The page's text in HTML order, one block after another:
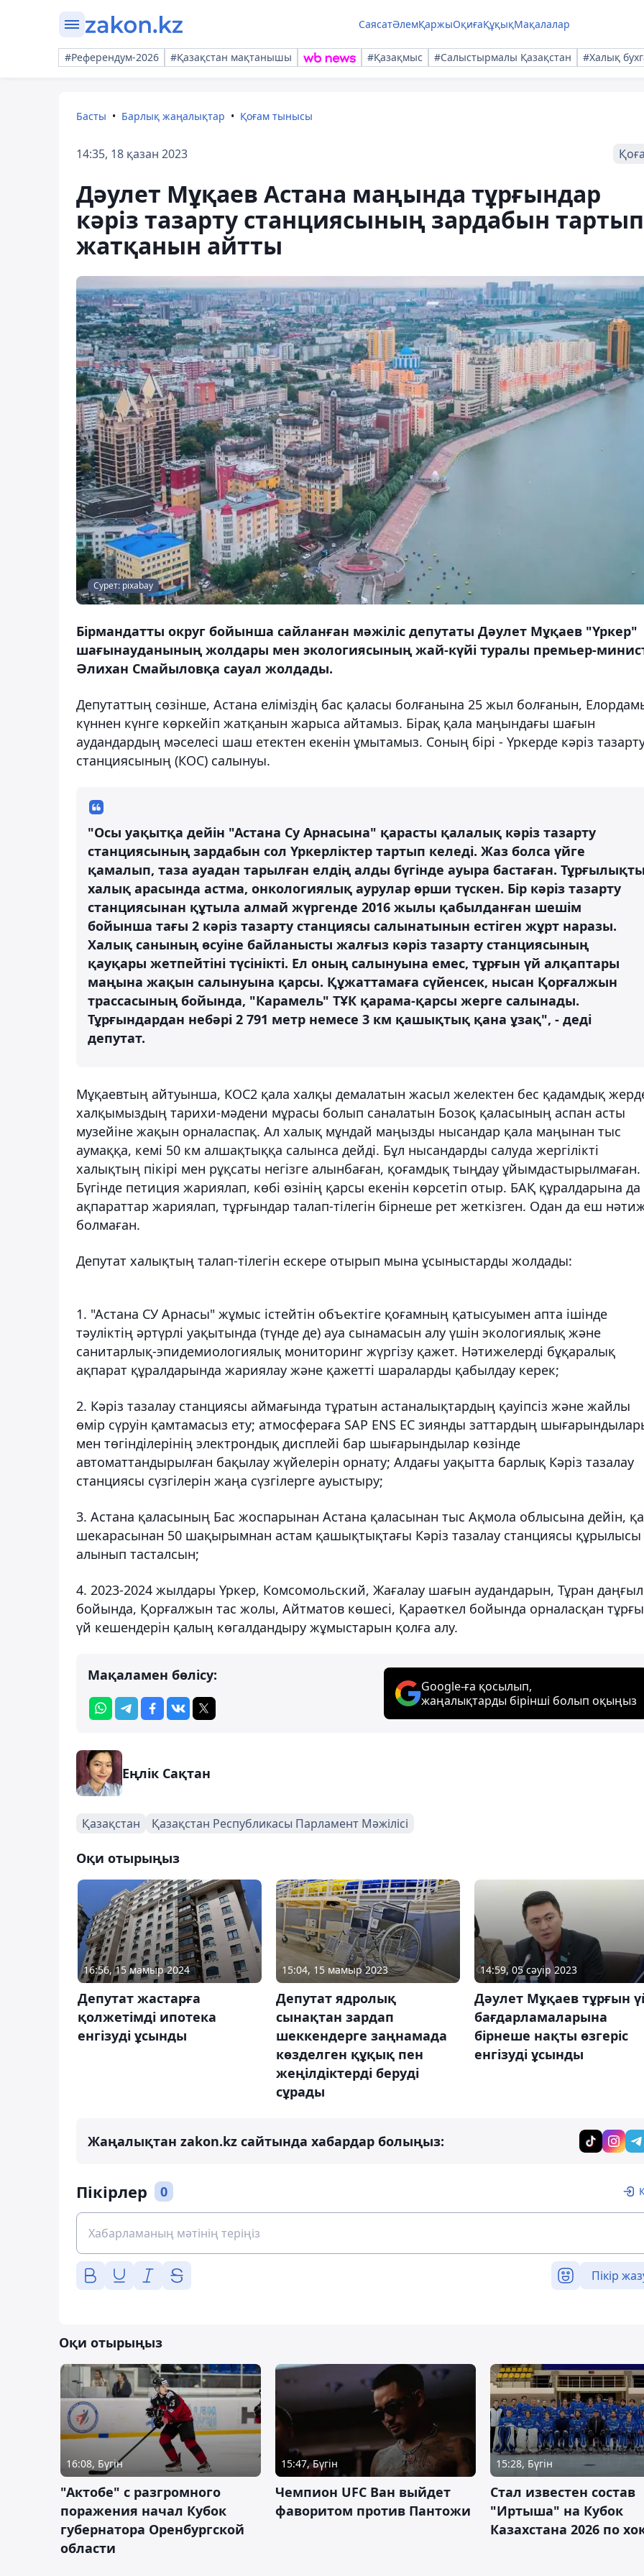
СаясатӘлемҚаржыОқиғаҚұқықМақалалар
#Референдум-2026 #Қазақстан мақтанышы #Қазақмыс #Салыстырмалы Қазақстан #Халық
Басты Барлық жаңалықтар Қоғам тынысы
14:35, 18 қазан 2023
Дәулет Мұқаев Астана маңында тұрғындар
кәріз тазарту станциясының зардабын тартып
жатқанын айтты
Сурет: pixabay
Бірмандатты округ бойынша сайланған мәжіліс депутаты Дәулет Мұқаев "Үркер"
шағынауданының жолдары мен экологиясының жай-күйі туралы премьер-
Әлихан Смайыловқа сауал жолдады.
Депутаттың сөзінше, Астана еліміздің бас қаласы болғанына 25 жыл болғанын,
күннен күнге көркейіп жатқанын жарыса айтамыз. Бірақ қала маңындағы шағын
аудандардың мәселесі шаш етектен екенін ұмытамыз. Соның бірі - Үркерде кәріз
станциясының (КОС) салынуы.
"Осы уақытқа дейін "Астана Су Арнасына" қарасты қалалық кәріз тазарту
станциясының зардабын сол Үркерліктер тартып келеді. Жаз болса үйге
қамалып, таза ауадан тарылған елдің алды бүгінде ауыра бастаған. Тұрғылықты
халық арасында астма, онкологиялық аурулар өрши түскен. Бір кәріз тазарту
станциясынан құтыла алмай жүргенде 2016 жылы қабылданған шешім
бойынша тағы 2 кәріз тазарту станциясы салынатынын естіген жұрт наразы.
Халық санының өсуіне байланысты жалғыз кәріз тазарту станциясының
қауқары жетпейтіні түсінікті. Ел оның салынуына емес, тұрғын үй алқаптары
маңына жақын салынуына қарсы. Құжаттамаға сүйенсек, нысан Қорғалжын
трассасының бойында, "Карамель" ТҰК қарама-қарсы жерге салынады.
Тұрғындардан небәрі 2 791 метр немесе 3 км қашықтық қана ұзақ", - деді
депутат.
Мұқаевтың айтуынша, КОС2 қала халқы демалатын жасыл желектен бес қадамдық
халқымыздың тарихи-мәдени мұрасы болып саналатын Бозоқ қаласының аспан асты
музейіне жақын орналаспақ. Ал халық мұндай маңызды нысандар қала маңынан тыс
аумаққа, кемі 50 км алшақтыққа салынса дейді. Бұл нысандарды салуда жергілікті
халықтың пікірі мен рұқсаты негізге алынбаған, қоғамдық тыңдау ұйымдастырылмаған.
Бүгінде петиция жариялап, көбі өзінің қарсы екенін көрсетіп отыр. БАҚ құралдарына да
ақпараттар жариялап, тұрғындар талап-тілегін бірнеше рет жеткізген. Одан да еш
болмаған.
Депутат халықтың талап-тілегін ескере отырып мына ұсыныстарды жолдады:
1. "Астана СУ Арнасы" жұмыс істейтін объектіге қоғамның қатысуымен апта ішінде
тәуліктің әртүрлі уақытында (түнде де) ауа сынамасын алу үшін экологиялық және
санитарлық-эпидемиологиялық мониторинг жүргізу қажет. Нәтижелерді бұқаралық
ақпарат құралдарында жариялау және қажетті шараларды қабылдау керек;
2. Кәріз тазалау станциясы аймағында тұратын астаналықтардың қауіпсіз және жайлы
өмір сүруін қамтамасыз ету; атмосфераға SAP ENS EC зиянды заттардың
мен төгінділерінің электрондық дисплейі бар шығарындылар көзінде
автоматтандырылған бақылау жүйелерін орнату; Алдағы уақытта барлық Кәріз тазалау
станциясы сүзгілерін жаңа сүзгілерге ауыстыру;
3. Астана қаласының Бас жоспарынан Астана қаласынан тыс Ақмола облысына дейін,
шекарасынан 50 шақырымнан астам қашықтықтағы Кәріз тазалау станциясы құрылысы
алынып тасталсын;
4. 2023-2024 жылдары Үркер, Комсомольский, Жағалау шағын аудандарын, Тұран
бойында, Қорғалжын тас жолы, Айтматов көшесі, Қараөткел бойында орналасқан
үй кешендерін қалың көгалдандыру жұмыстарын қолға алу.
Мақаламен бөлісу:
Google-ға қосылып,
жаңалықтарды бірінші болып оқыңыз
Еңлік Сақтан
Қазақстан Қазақстан Республикасы Парламент Мәжілісі
Оқи отырыңыз
16:56, 15 мамыр 2024
Депутат жастарға
қолжетімді ипотека
енгізуді ұсынды
15:04, 15 мамыр 2023
Депутат ядролық
сынақтан зардап
шеккендерге заңнамада
көзделген құқық пен
жеңілдіктерді беруді
сұрады
14:59, 05 сәуір 2023
Дәулет Мұқаев тұрғын
бағдарламаларына
бірнеше нақты өзгеріс
енгізуді ұсынды
Жаңалықтан zakon.kz сайтында хабардар болыңыз:
Пікірлер 0
Пікір
Оқи отырыңыз
16:08, Бүгін
"Актобе" с разгромного
поражения начал Кубок
губернатора Оренбургской
области
15:47, Бүгін
Чемпион UFC Ван выйдет
фаворитом против Пантожи
15:28, Бүгін
Стал известен состав
"Иртыша" на Кубок
Казахстана 2026 по